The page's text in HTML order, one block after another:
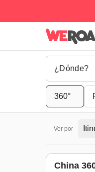
360°
Ver por
China